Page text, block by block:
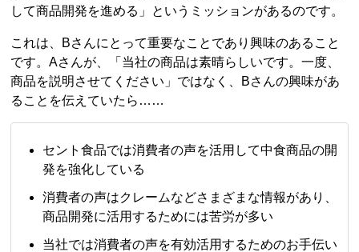
して商品開発を進める」というミッションがあるのです。
これは、Bさんにとって重要なことであり興味のあること
です。Aさんが、「当社の商品は素晴らしいです。一度、
商品を説明させてください」ではなく、Bさんの興味があ
ることを伝えていたら……
セント食品では消費者の声を活用して中食商品の開
発を強化している
消費者の声はクレームなどさまざまな情報があり、
商品開発に活用するためには苦労が多い
当社では消費者の声を有効活用するためのお手伝い